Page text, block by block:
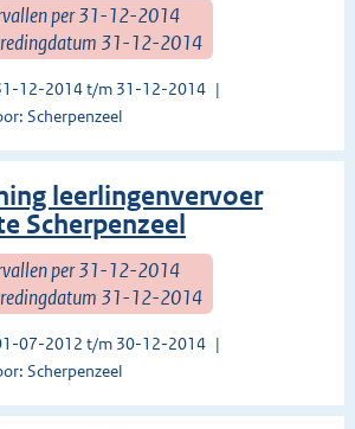
per 31-12-2014
31-12-2014
12-2014 t/m 31-12-2014
Scherpenzeel
leerlingenvervoer
Scherpenzeel
per 31-12-2014
31-12-2014
07-2012 t/m 30-12-2014
Scherpenzeel